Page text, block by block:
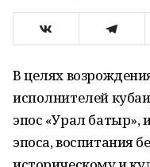
В целях
исполнителей
эпос «Урал батыр»,
эпоса, воспитания